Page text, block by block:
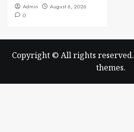
Admin
August 6, 2026
0
Copyright © All rights reserved.
themes.